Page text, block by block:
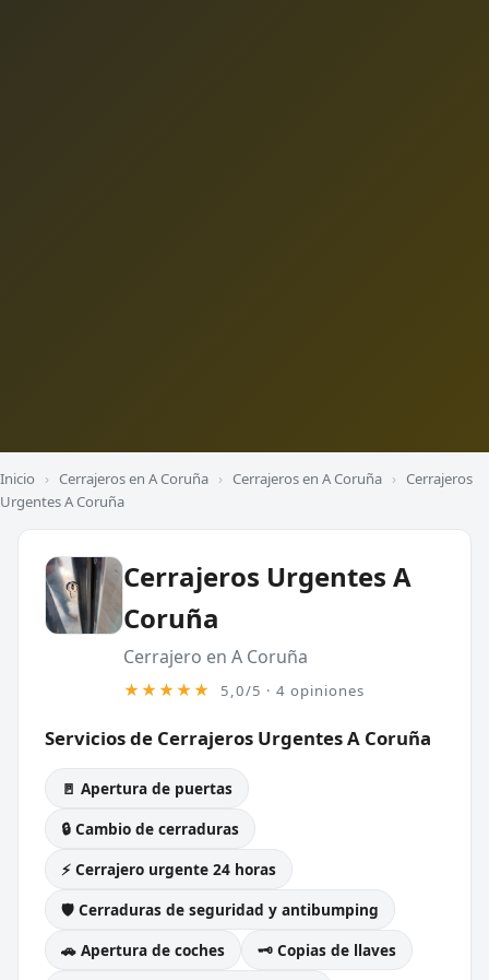
Inicio › Cerrajeros en A Coruña › Cerrajeros en A Coruña › Cerrajeros
Urgentes A Coruña
Cerrajeros Urgentes A
Coruña
Cerrajero en A Coruña
★★★★★ 5,0/5 · 4 opiniones
Servicios de Cerrajeros Urgentes A Coruña
🚪 Apertura de puertas
🔒 Cambio de cerraduras
⚡ Cerrajero urgente 24 horas
🛡️ Cerraduras de seguridad y antibumping
🚗 Apertura de coches
🗝️ Copias de llaves